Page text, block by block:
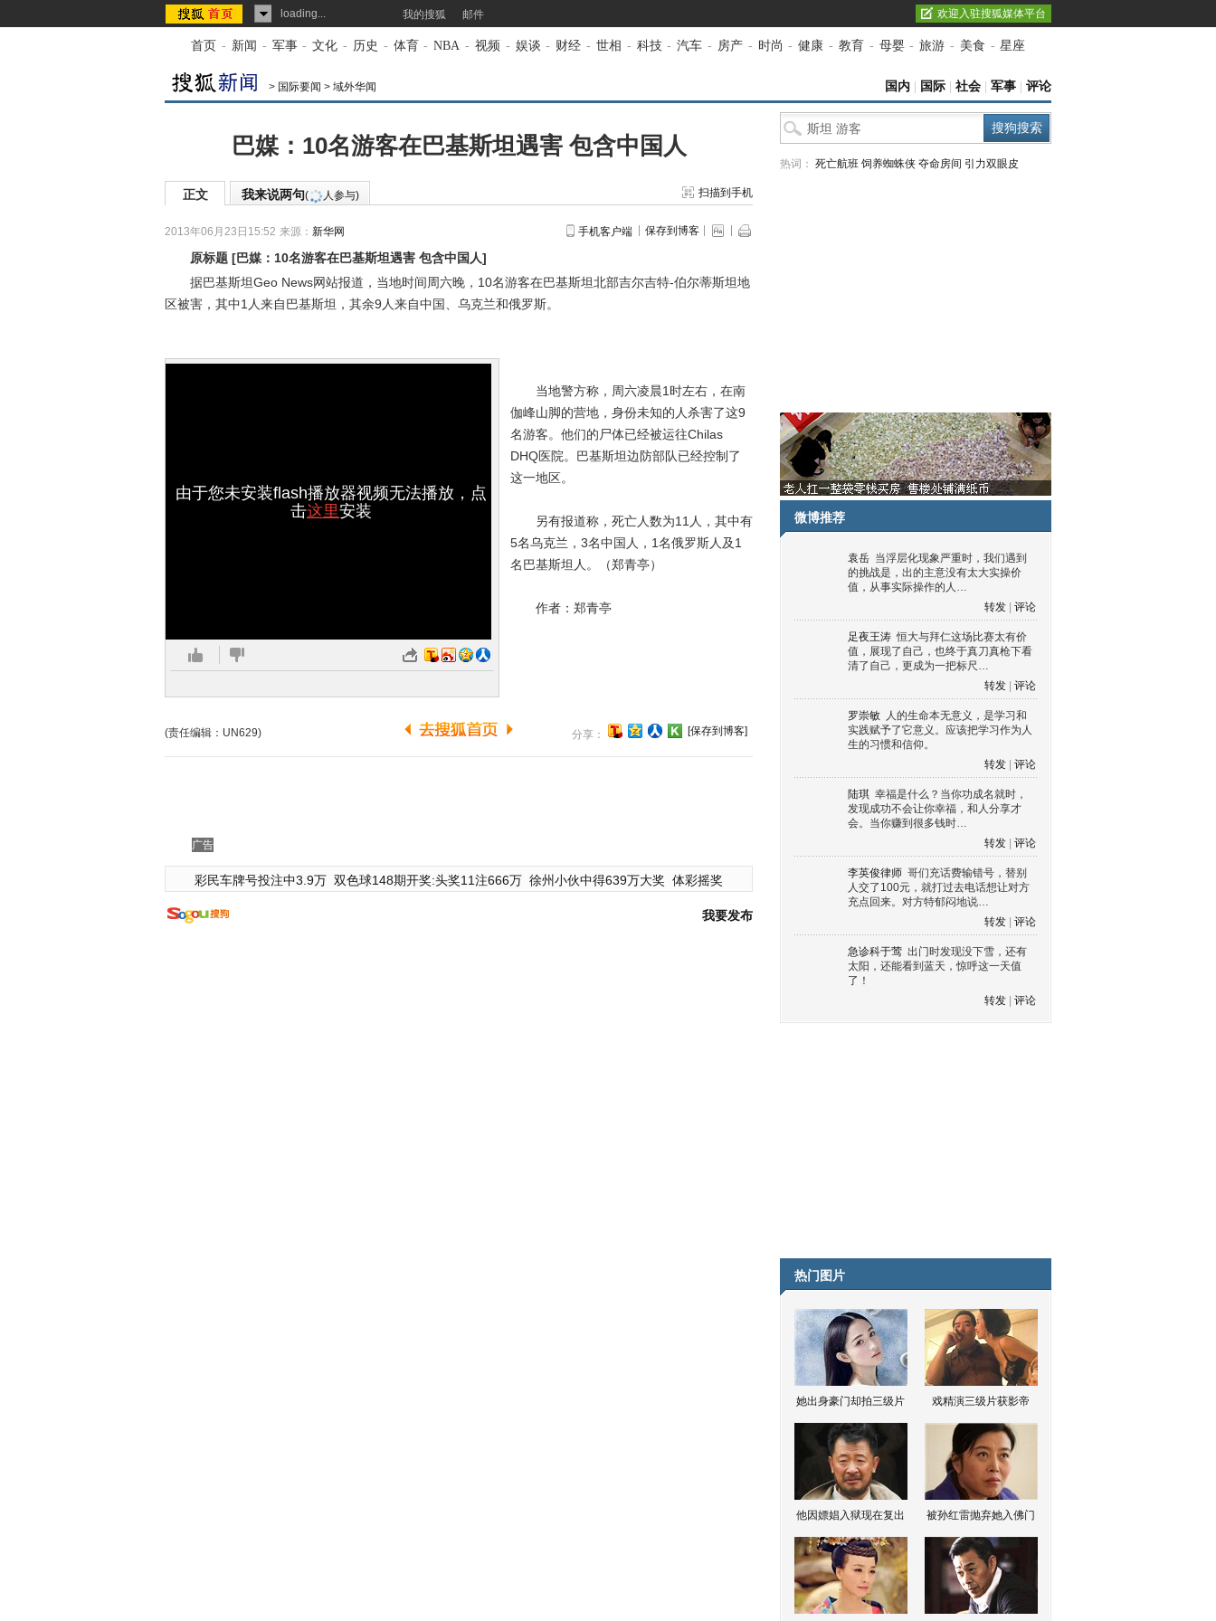
loading... 我的搜狐 邮件 欢迎入驻搜狐媒体平台
首页 - 新闻 - 军事 - 文化 - 历史 - 体育 - NBA - 视频 - 娱谈 - 财经 - 世相 - 科技 - 汽车 - 房产 - 时尚 - 健康 - 教育 - 母婴 - 旅游 - 美食 - 星座
> 国际要闻 > 域外华闻 国内 国际 社会 军事 评论
巴媒：10名游客在巴基斯坦遇害 包含中国人
正文 我来说两句( 人参与) 扫描到手机
2013年06月23日15:52 来源： 新华网 手机客户端 保存到博客
原标题 [巴媒：10名游客在巴基斯坦遇害 包含中国人]
据巴基斯坦Geo News网站报道，当地时间周六晚，10名游客在巴基斯坦北部吉尔吉特-伯尔蒂斯坦地
区被害，其中1人来自巴基斯坦，其余9人来自中国、乌克兰和俄罗斯。
由于您未安装flash播放器视频无法播放，点
击这里安装
当地警方称，周六凌晨1时左右，在南
伽峰山脚的营地，身份未知的人杀害了这9
名游客。他们的尸体已经被运往Chilas
DHQ医院。巴基斯坦边防部队已经控制了
这一地区。
另有报道称，死亡人数为11人，其中有
5名乌克兰，3名中国人，1名俄罗斯人及1
名巴基斯坦人。（郑青亭）
作者：郑青亭
(责任编辑：UN629) 分享： [保存到博客]
广告
彩民车牌号投注中3.9万 双色球148期开奖:头奖11注666万 徐州小伙中得639万大奖 体彩摇奖
我要发布
热词： 死亡航班 饲养蜘蛛侠 夺命房间 引力双眼皮
微博推荐
袁岳 当浮层化现象严重时，我们遇到
的挑战是，出的主意没有太大实操价
值，从事实际操作的人…
转发
评论
足夜王涛 恒大与拜仁这场比赛太有价
值，展现了自己，也终于真刀真枪下看
清了自己，更成为一把标尺…
转发
评论
罗崇敏 人的生命本无意义，是学习和
实践赋予了它意义。应该把学习作为人
生的习惯和信仰。
转发
评论
陆琪 幸福是什么？当你功成名就时，
发现成功不会让你幸福，和人分享才
会。当你赚到很多钱时…
转发
评论
李英俊律师 哥们充话费输错号，替别
人交了100元，就打过去电话想让对方
充点回来。对方特郁闷地说…
转发
评论
急诊科于莺 出门时发现没下雪，还有
太阳，还能看到蓝天，惊呼这一天值
了！
转发
评论
热门图片
她出身豪门却拍三级片 戏精演三级片获影帝
他因嫖娼入狱现在复出 被孙红雷抛弃她入佛门